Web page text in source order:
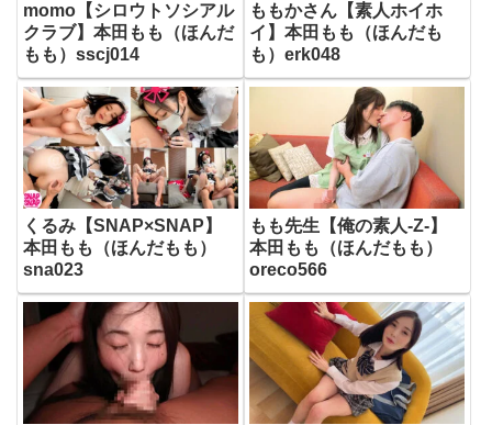
momo【シロウトソシアル
クラブ】本田もも（ほんだ
もも）sscj014
ももかさん【素人ホイホ
イ】本田もも（ほんだも
も）erk048
くるみ【SNAP×SNAP】
本田もも（ほんだもも）
sna023
もも先生【俺の素人-Z-】
本田もも（ほんだもも）
oreco566